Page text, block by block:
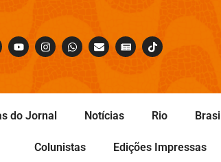
do Jornal Notícias Rio Brasil
Colunistas Edições Impressas